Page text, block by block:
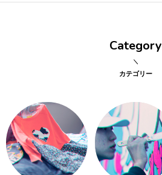
阪
の文
化
Category
カテゴリー